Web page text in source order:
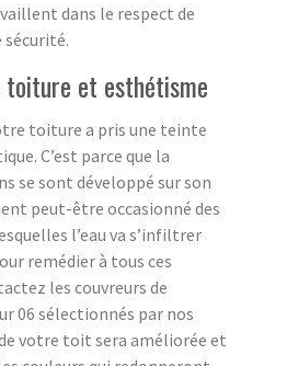
dans le respect de
sécurité.
toiture et esthétisme
toiture a pris une teinte
C’est parce que la
se sont développé sur son
peut-être occasionné des
l’eau va s’infiltrer
remédier à tous ces
les couvreurs de
06 sélectionnés par nos
votre toit sera améliorée et